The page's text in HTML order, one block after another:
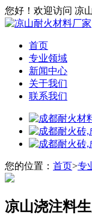
您好！欢迎访问 凉
首页
专业领域
新闻中心
关于我们
联系我们
您的位置： 首页>专
凉山浇注料